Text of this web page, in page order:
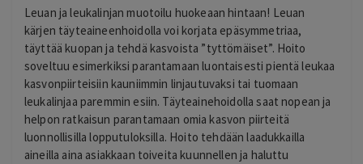
Leuan ja leukalinjan muotoilu huokeaan hintaan! Leuan
kärjen täyteaineenhoidolla voi korjata epäsymmetriaa,
täyttää kuopan ja tehdä kasvoista ”tyttömäiset”. Hoito
soveltuu esimerkiksi parantamaan luontaisesti pientä leukaa
kasvonpiirteisiin kauniimmin linjautuvaksi tai tuomaan
leukalinjaa paremmin esiin. Täyteainehoidolla saat nopean ja
helpon ratkaisun parantamaan omia kasvon piirteitä
luonnollisilla lopputuloksilla. Hoito tehdään laadukkailla
aineilla aina asiakkaan toiveita kuunnellen ja haluttu